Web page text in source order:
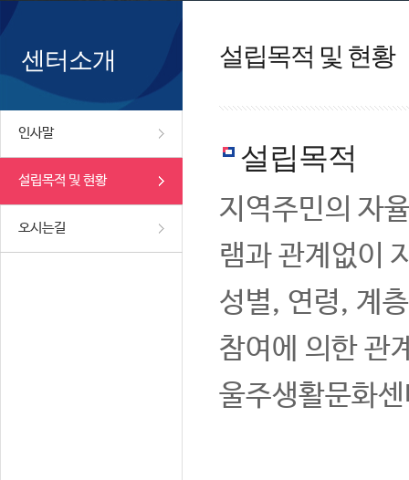
센터소개
인사말
설립목적 및 현황
오시는길
설립목적 및 현황
설립목적
지역주민의 자
램과 관계없이
성별, 연령, 계
참여에 의한 관
울주생활문화